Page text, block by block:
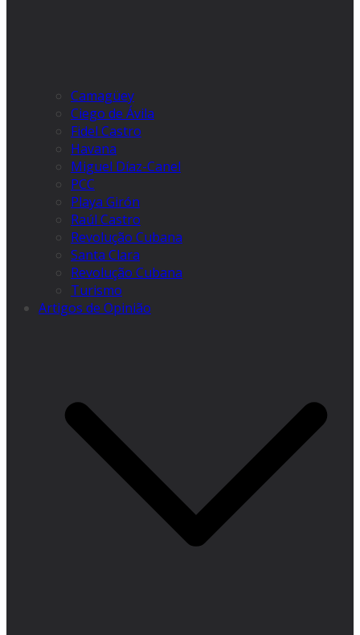
Camagüey
Ciego de Ávila
Fidel Castro
Havana
Miguel Díaz-Canel
PCC
Playa Girón
Raúl Castro
Revolução Cubana
Santa Clara
Revolução Cubana
Turismo
Artigos de Opinião